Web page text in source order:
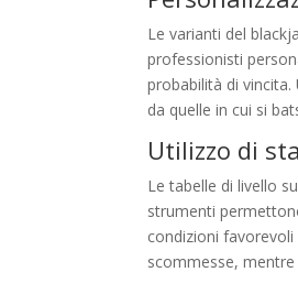
Le varianti del
professionisti
probabilità di vincita.
da quelle in cui si
Utilizzo di
Le tabelle di livello
strumenti
condizioni
scommesse,